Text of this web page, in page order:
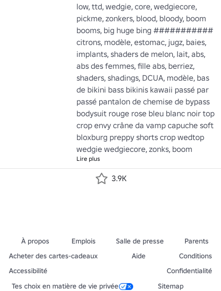
low, ttd, wedgie, core, wedgiecore,
pickme, zonkers, blood, bloody, boom
booms, big huge bing ###########
citrons, modèle, estomac, jugz, baies,
implants, shaders de melon, lait, abs,
abs des femmes, fille abs, berriez,
shaders, shadings, DCUA, modèle, bas
de bikini bass bikinis kawaii passé par
passé pantalon de chemise de bypass
bodysuit rouge rose bleu blanc noir top
crop envy crâne da vamp capuche soft
bloxburg preppy shorts crop wedtop
wedgie wedgiecore, zonks, boom
Lire plus
3.9K
À propos Emplois Salle de presse
Parents
Acheter des cartes-cadeaux
Aide
Conditions
Accessibilité
Confidentialité
Tes choix en matière de vie privée
Sitemap